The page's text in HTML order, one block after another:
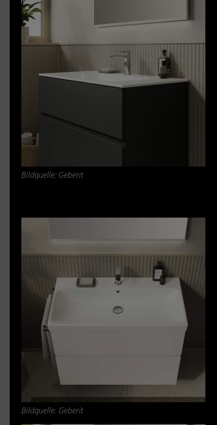
Bildquelle: Geberit
Bildquelle: Geberit